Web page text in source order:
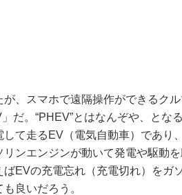
、スマホで遠隔操作ができるク
だ。“PHEV”とはなんぞや、とな
て走るEV（電気自動車）であり
リンエンジンが動いて発電や駆動
ばEVの充電忘れ（充電切れ）をガ
良いだろう。